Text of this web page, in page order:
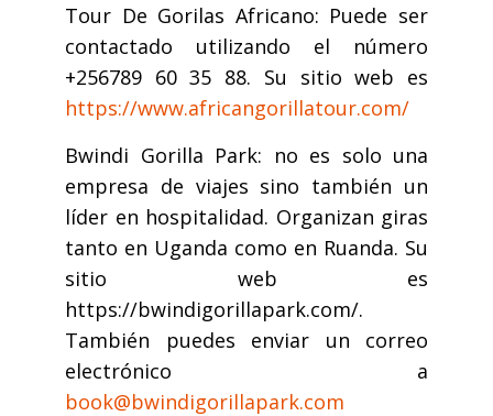
Tour De Gorilas Africano: Puede ser
contactado utilizando el número
+256789 60 35 88. Su sitio web es
https://www.africangorillatour.com/
Bwindi Gorilla Park: no es solo una
empresa de viajes sino también un
líder en hospitalidad. Organizan giras
tanto en Uganda como en Ruanda. Su
sitio web es
https://bwindigorillapark.com/.
También puedes enviar un correo
electrónico a
book@bwindigorillapark.com